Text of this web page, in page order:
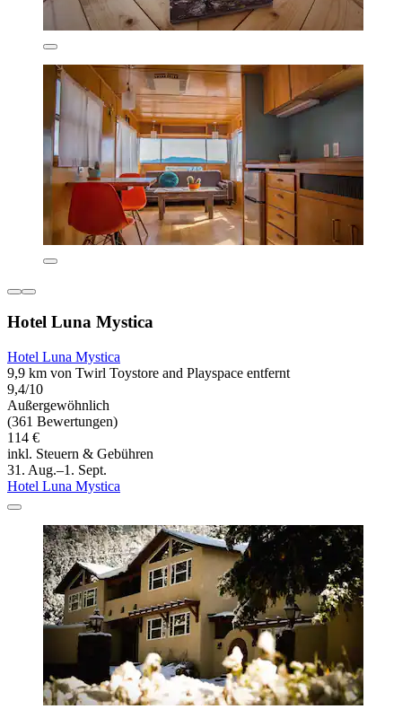
Hotel Luna Mystica
Hotel Luna Mystica
9,9 km von Twirl Toystore and Playspace entfernt
9,4/10
Außergewöhnlich
(361 Bewertungen)
114 €
inkl. Steuern & Gebühren
31. Aug.–1. Sept.
Hotel Luna Mystica